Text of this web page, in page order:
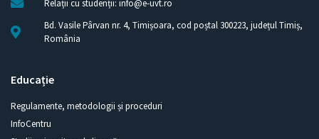
Relații cu studenții: info@e-uvt.ro
Bd. Vasile Pârvan nr. 4, Timișoara, cod poștal 300223, județul Timiș,
România
Educație
Regulamente, metodologii și proceduri
InfoCentru